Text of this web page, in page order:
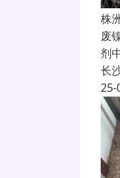
株
废
剂
长
25-